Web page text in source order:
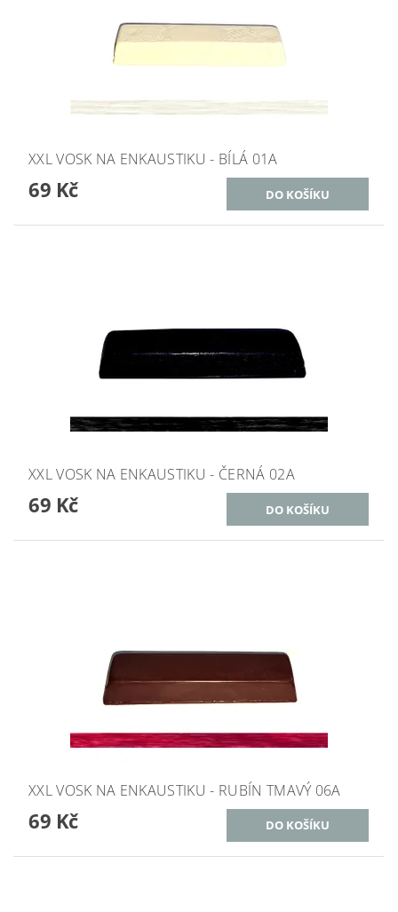
XXL VOSK NA ENKAUSTIKU - BÍLÁ 01A
69 Kč
XXL VOSK NA ENKAUSTIKU - ČERNÁ 02A
69 Kč
XXL VOSK NA ENKAUSTIKU - RUBÍN TMAVÝ 06A
69 Kč